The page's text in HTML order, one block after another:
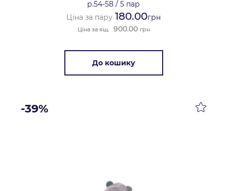
р.54-58 / 5 пар
Ціна за пару 180.00грн
Ціна за ящ. 900.00 грн
До кошику
-39%